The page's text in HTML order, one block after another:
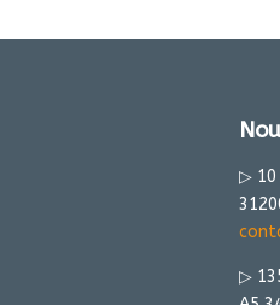
▷ 10
▷